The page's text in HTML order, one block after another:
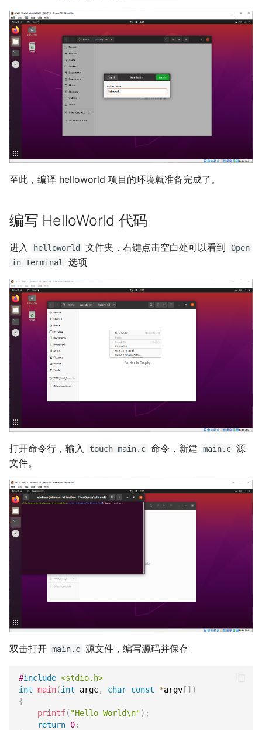
至此，编译 helloworld 项目的环境就准备完成了。
编写 HelloWorld 代码
进入 helloworld 文件夹，右键点击空白处可以看到
Open
in Terminal
选项
打开命令行，输入 touch main.c 命令，新建 main.c 源
文件。
双击打开 main.c 源文件，编写源码并保存
#include <stdio.h>
int main(int argc, char const *argv [ ] )
{
printf( "Hello World\n") ;
return 0;